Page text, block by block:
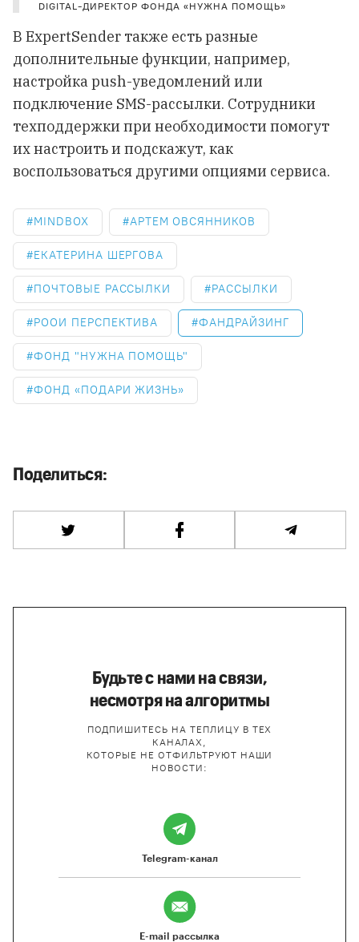
DIGITAL-ДИРЕКТОР ФОНДА «НУЖНА ПОМОЩЬ»
В ExpertSender также есть разные
дополнительные функции, например,
настройка push-уведомлений или
подключение SMS-рассылки. Сотрудники
техподдержки при необходимости помогут
их настроить и подскажут, как
воспользоваться другими опциями сервиса.
MINDBOX АРТЕМ ОВСЯННИКОВ
ЕКАТЕРИНА ШЕРГОВА
ПОЧТОВЫЕ РАССЫЛКИ РАССЫЛКИ
РООИ ПЕРСПЕКТИВА ФАНДРАЙЗИНГ
ФОНД "НУЖНА ПОМОЩЬ"
ФОНД «ПОДАРИ ЖИЗНЬ»
Поделиться:
Будьте с нами на связи,
несмотря на алгоритмы
ПОДПИШИТЕСЬ НА ТЕПЛИЦУ В ТЕХ
КАНАЛАХ,
КОТОРЫЕ НЕ ОТФИЛЬТРУЮТ НАШИ
НОВОСТИ:
Telegram-канал
E-mail рассылка